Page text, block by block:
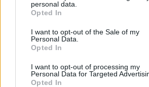
grant or deny consent to Google and its
use your data for below specified
consent section.
personal data.
Opted In
I want to opt-out of the Sale of my
Personal Data.
Opted In
I want to opt-out of processing my
Personal Data for Targeted
Opted In